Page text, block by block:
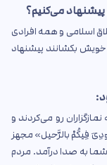
پیشنهاد می‌کنیم؟
اسلامی و همه افرادی
بکشانند پیشنهاد
رو می‌کردند و
فِیکُمْ بالرَّحیل» مجهز
به صدا درآمد. مردم